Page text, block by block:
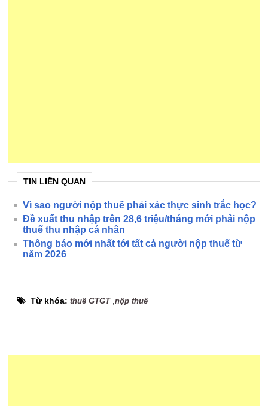
TIN LIÊN QUAN
Vì sao người nộp thuế phải xác thực sinh trắc học?
Đề xuất thu nhập trên 28,6 triệu/tháng mới phải nộp
thuế thu nhập cá nhân
Thông báo mới nhất tới tất cả người nộp thuế từ
năm 2026
Từ khóa:thuế GTGT,nộp thuế